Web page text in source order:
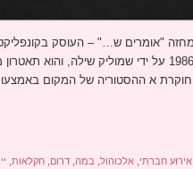
"אומרים ש…" – העוסק
ובהווה. המחזות של התאטרון, שנוסד בשנת 1986 על
א ההסטוריה של המקום
אירוע חברתי אלכוהול, במה, דרום חקלאות, יין